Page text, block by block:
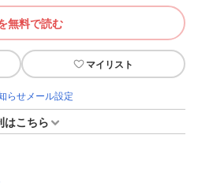
無料で読む
マイリスト
らせメール設定
はこちら